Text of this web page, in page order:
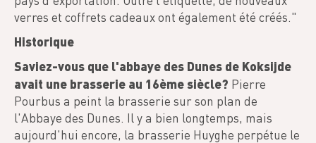
verres et coffrets cadeaux ont également été créés."
Historique
Saviez-vous que l'abbaye des Dunes de Koksijde
avait une brasserie au 16ème siècle? Pierre
Pourbus a peint la brasserie sur son plan de
l'Abbaye des Dunes. Il y a bien longtemps, mais
aujourd'hui encore, la brasserie Huyghe perpétue le